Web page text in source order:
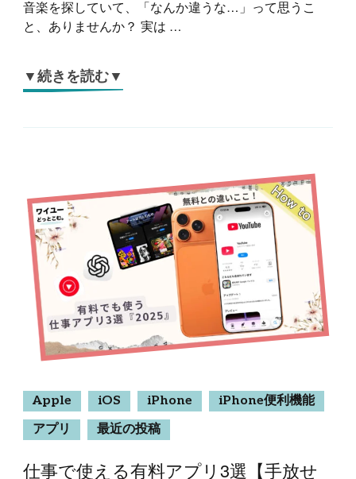
音楽を探していて、「なんか違うな…」って思うこ
と、ありませんか？ 実は …
▼続きを読む▼
Apple iOS iPhone
iPhone便利機能
アプリ
最近の投稿
仕事で使える有料アプリ3選【手放せ